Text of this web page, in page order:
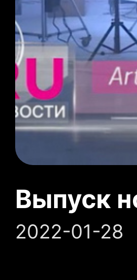
Выпуск
2022-01-28